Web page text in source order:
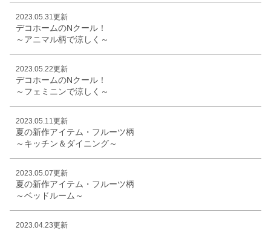
2023.05.31更新
デコホームのNクール！
～アニマル柄で涼しく～
2023.05.22更新
デコホームのNクール！
～フェミニンで涼しく～
2023.05.11更新
夏の新作アイテム・フルーツ柄
～キッチン＆ダイニング～
2023.05.07更新
夏の新作アイテム・フルーツ柄
～ベッドルーム～
2023.04.23更新